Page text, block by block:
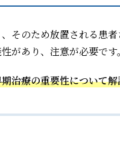
そのため放置される患
があり、注意が必要です
治療の重要性について解